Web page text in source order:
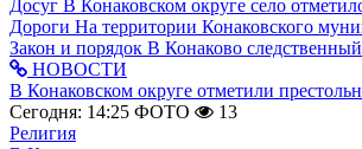
Досуг В Конаковском округе село
Дороги На территории Конаковского
Закон и порядок В Конаково
НОВОСТИ
В Конаковском округе отметили
Сегодня: 14:25 ФОТО
13
Религия